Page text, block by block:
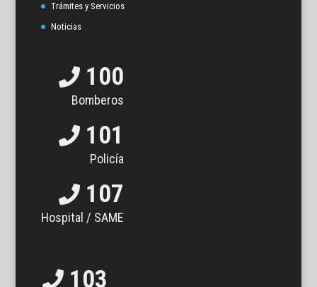
Trámites y Servicios
Noticias
100
Bomberos
101
Policía
107
Hospital / SAME
103